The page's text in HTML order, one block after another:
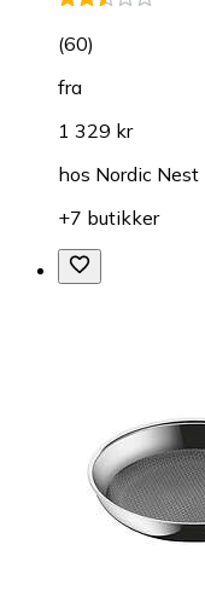
(60)
fra
1 329 kr
hos Nordic Nest
+7 butikker